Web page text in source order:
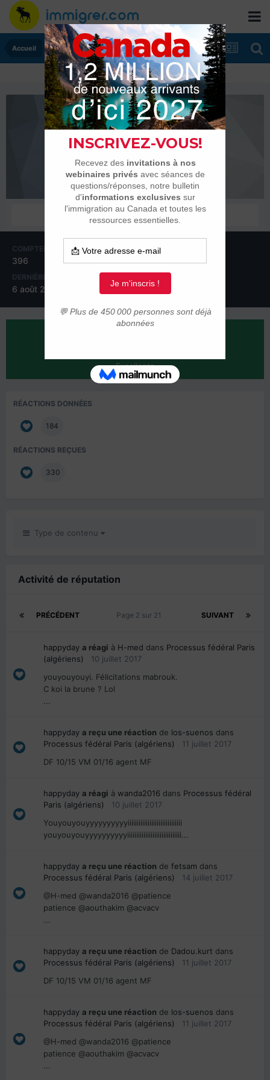
Accueil
happyday
Habitués
COMPTEUR DE CONTENUS
396
INSCRIPTION
11 octobre 2015
DERNIÈRE VISITE
6 août 2017
Excellente
RÉACTIONS DONNÉES
184
RÉACTIONS REÇUES
330
Type de contenu
Activité de réputation
PRÉCÉDENT SUIVANT
Page 2 sur 21
happyday a réagi à H-med dans Processus fédéral Paris
(algériens)
10 juillet 2017
youyouyouyi. Félicitations mabrouk.
C koi la brune ? Lol
...
happyday a reçu une réaction de los-suenos dans
Processus fédéral Paris (algériens)
11 juillet 2017
DF 10/15 VM 01/16 agent MF
happyday a réagi à wanda2016 dans Processus fédéral
Paris (algériens)
10 juillet 2017
Youyouyouyyyyyyyyyyiiiiiiiiiiiiiiiiiiiiiiiiiiiiii
youyouyouyyyyyyyyyyiiiiiiiiiiiiiiiiiiiiiiiiiiiiii...
happyday a reçu une réaction de fetsam dans
Processus fédéral Paris (algériens)
14 juillet 2017
@H-med @wanda2016 @patience
patience @aouthakim @acvacv
...
happyday a reçu une réaction de Dadou.kurt dans
Processus fédéral Paris (algériens)
11 juillet 2017
DF 10/15 VM 01/16 agent MF
happyday a reçu une réaction de los-suenos dans
Processus fédéral Paris (algériens)
11 juillet 2017
@H-med @wanda2016 @patience
patience @aouthakim @acvacv
...